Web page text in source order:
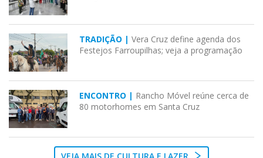
TRADIÇÃO | Vera Cruz define agenda dos
Festejos Farroupilhas; veja a programação
ENCONTRO | Rancho Móvel reúne cerca de
80 motorhomes em Santa Cruz
VEJA MAIS DE CULTURA E LAZER